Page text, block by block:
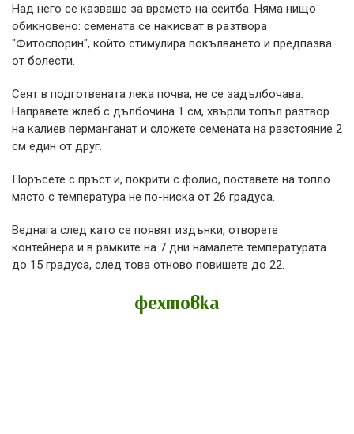
Над него се казваше за времето на сеитба. Няма нищо
обикновено: семената се накисват в разтвора
"Фитоспорин", който стимулира покълването и предпазва
от болести.
Сеят в подготвената лека почва, не се задълбочава.
Направете жлеб с дълбочина 1 см, хвърли топъл разтвор
на калиев перманганат и сложете семената на разстояние 2
см един от друг.
Поръсете с пръст и, покрити с фолио, поставете на топло
място с температура не по-ниска от 26 градуса.
Веднага след като се появят издънки, отворете
контейнера и в рамките на 7 дни намалете температурата
до 15 градуса, след това отново повишете до 22.
фехтовка